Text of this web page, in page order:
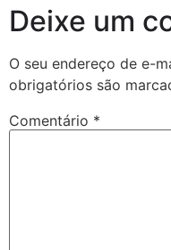
Deixe um
O seu endereço de e-
obrigatórios são
Comentário *